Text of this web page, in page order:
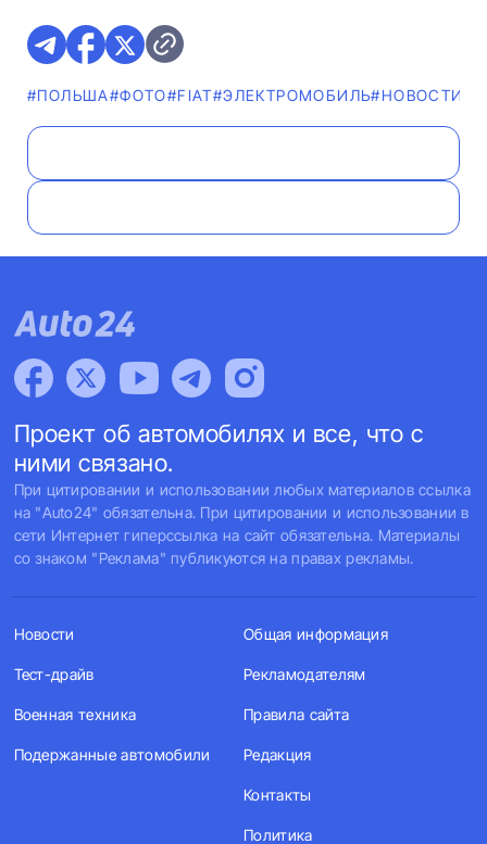
#ПОЛЬША#ФОТО#FIAT#ЭЛЕКТРОМОБИЛЬ#НОВОСТИ
Проект об автомобилях и все, что с
ними связано.
При цитировании и использовании любых материалов ссылка
на "Auto24" обязательна. При цитировании и использовании в
сети Интернет гиперссылка на сайт обязательна. Материалы
со знаком "Реклама" публикуются на правах рекламы.
Новости
Тест-драйв
Военная техника
Подержанные автомобили
Общая информация
Рекламодателям
Правила сайта
Редакция
Контакты
Политика